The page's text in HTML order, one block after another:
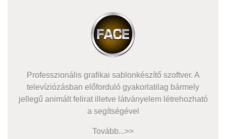
Professzionális grafikai sablonkészítő szoftver. A
televíziózásban előforduló gyakorlatilag bármely
jellegű animált felirat illetve látványelem létrehozható
a segítségével
Tovább...>>